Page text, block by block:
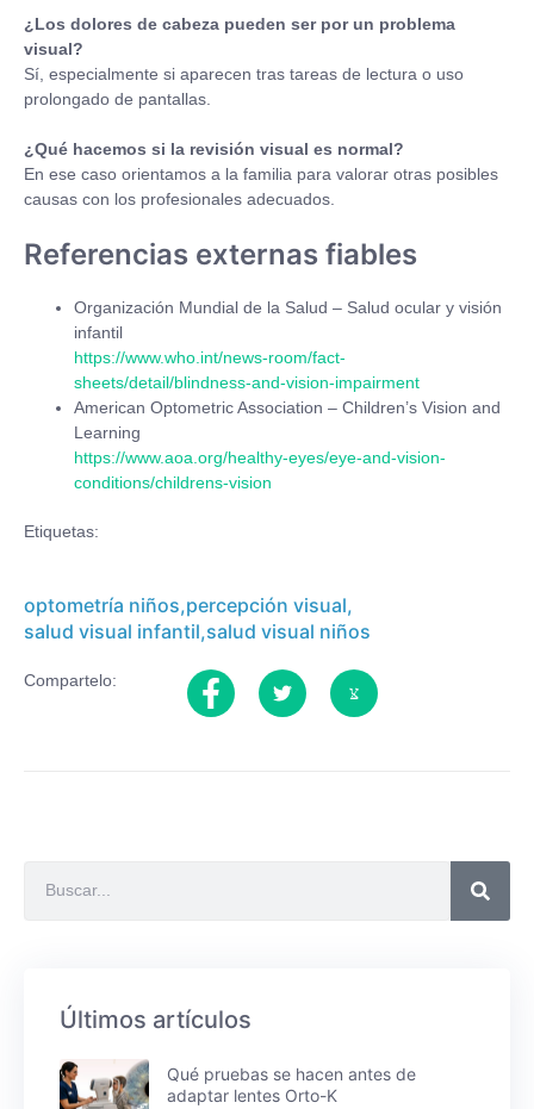
¿Los dolores de cabeza pueden ser por un problema
visual?
Sí, especialmente si aparecen tras tareas de lectura o uso
prolongado de pantallas.
¿Qué hacemos si la revisión visual es normal?
En ese caso orientamos a la familia para valorar otras posibles
causas con los profesionales adecuados.
Referencias externas fiables
Organización Mundial de la Salud – Salud ocular y visión
infantil
https://www.who.int/news-room/fact-
sheets/detail/blindness-and-vision-impairment
American Optometric Association – Children’s Vision and
Learning
https://www.aoa.org/healthy-eyes/eye-and-vision-
conditions/childrens-vision
Etiquetas:
optometría niños,percepción visual,
salud visual infantil,salud visual niños
Compartelo:
Últimos artículos
Qué pruebas se hacen antes de
adaptar lentes Orto-K